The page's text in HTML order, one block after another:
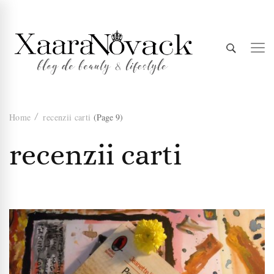
Xaara
Novack
Home recenzii carti (Page 9)
recenzii carti